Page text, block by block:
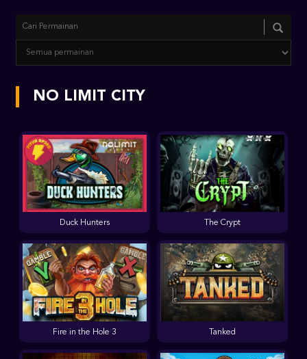
NO LIMIT CITY
Duck Hunters
Fire in the Hole 3
The Crypt
Tanked